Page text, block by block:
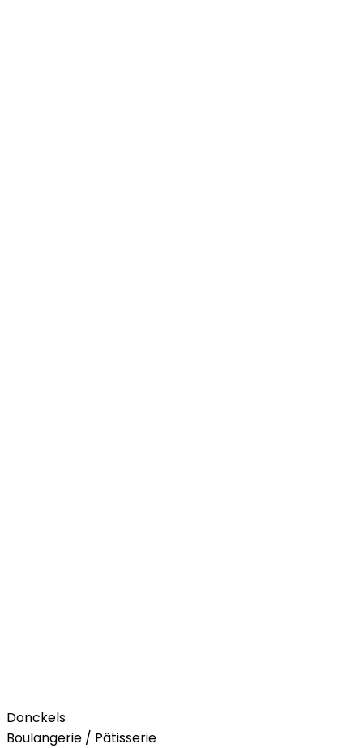
Donckels
Boulangerie / Pâtisserie